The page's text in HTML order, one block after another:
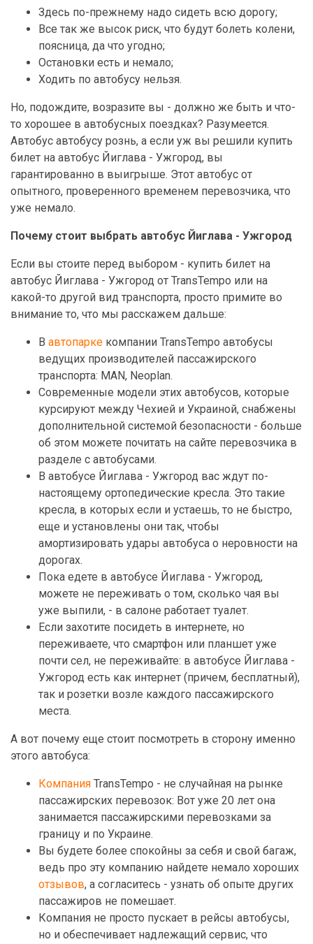
Здесь по-прежнему надо сидеть всю дорогу;
Все так же высок риск, что будут болеть колени,
поясница, да что угодно;
Остановки есть и немало;
Ходить по автобусу нельзя.
Но, подождите, возразите вы - должно же быть и что-
то хорошее в автобусных поездках? Разумеется.
Автобус автобусу рознь, а если уж вы решили купить
билет на автобус Йиглава - Ужгород, вы
гарантированно в выигрыше. Этот автобус от
опытного, проверенного временем перевозчика, что
уже немало.
Почему стоит выбрать автобус Йиглава - Ужгород
Если вы стоите перед выбором - купить билет на
автобус Йиглава - Ужгород от TransTempo или на
какой-то другой вид транспорта, просто примите во
внимание то, что мы расскажем дальше:
В автопарке компании TransTempo автобусы
ведущих производителей пассажирского
транспорта: MAN, Neoplan.
Современные модели этих автобусов, которые
курсируют между Чехией и Украиной, снабжены
дополнительной системой безопасности - больше
об этом можете почитать на сайте перевозчика в
разделе с автобусами.
В автобусе Йиглава - Ужгород вас ждут по-
настоящему ортопедические кресла. Это такие
кресла, в которых если и устаешь, то не быстро,
еще и установлены они так, чтобы
амортизировать удары автобуса о неровности на
дорогах.
Пока едете в автобусе Йиглава - Ужгород,
можете не переживать о том, сколько чая вы
уже выпили, - в салоне работает туалет.
Если захотите посидеть в интернете, но
переживаете, что смартфон или планшет уже
почти сел, не переживайте: в автобусе Йиглава -
Ужгород есть как интернет (причем, бесплатный),
так и розетки возле каждого пассажирского
места.
А вот почему еще стоит посмотреть в сторону именно
этого автобуса:
Компания TransTempo - не случайная на рынке
пассажирских перевозок: Вот уже 20 лет она
занимается пассажирскими перевозками за
границу и по Украине.
Вы будете более спокойны за себя и свой багаж,
ведь про эту компанию найдете немало хороших
отзывов, а согласитесь - узнать об опыте других
пассажиров не помешает.
Компания не просто пускает в рейсы автобусы,
но и обеспечивает надлежащий сервис, что